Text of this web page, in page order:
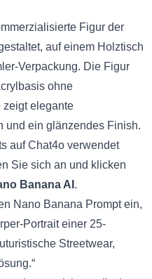
Figur der
auf einem Holztisch
Verpackung. Die Figur
ohne
zeigt elegante
und ein glänzendes Finish.
auf Chat4o verwendet
Sie sich an und klicken
Banana AI .
Nano Banana Prompt ein,
Portrait einer 25-
Streetwear,